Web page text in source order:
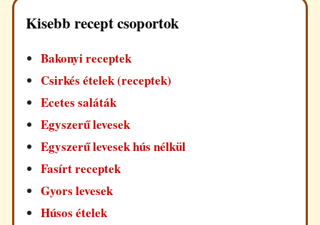
Kisebb recept csoportok
Bakonyi receptek
Csirkés ételek (receptek)
Ecetes saláták
Egyszerű levesek
Egyszerű levesek hús nélkül
Fasírt receptek
Gyors levesek
Húsos ételek